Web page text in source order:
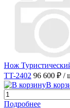
Нож
TT-2402 96 600 ₽ /
В
Подробнее